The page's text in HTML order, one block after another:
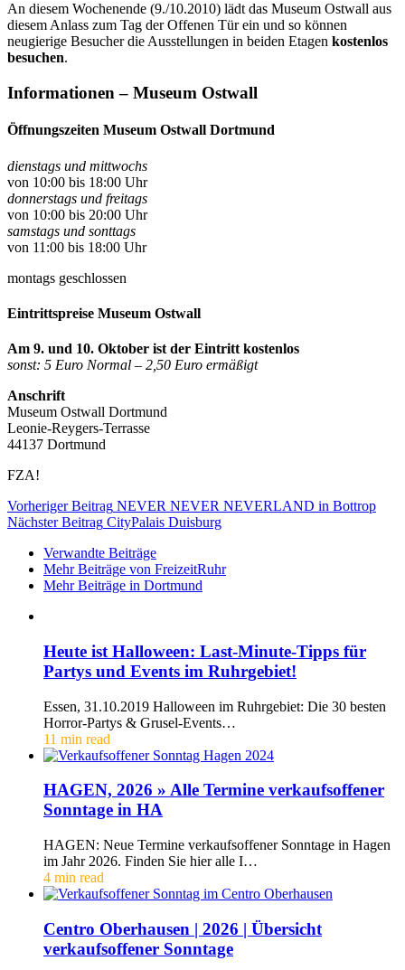
An diesem Wochenende (9./10.2010) lädt das Museum Ostwall aus
diesem Anlass zum Tag der Offenen Tür ein und so können
neugierige Besucher die Ausstellungen in beiden Etagen kostenlos
besuchen.
Informationen – Museum Ostwall
Öffnungszeiten Museum Ostwall Dortmund
dienstags und mittwochs
von 10:00 bis 18:00 Uhr
donnerstags und freitags
von 10:00 bis 20:00 Uhr
samstags und sonttags
von 11:00 bis 18:00 Uhr
montags geschlossen
Eintrittspreise Museum Ostwall
Am 9. und 10. Oktober ist der Eintritt kostenlos
sonst: 5 Euro Normal – 2,50 Euro ermäßigt
Anschrift
Museum Ostwall Dortmund
Leonie-Reygers-Terrasse
44137 Dortmund
FZA!
Vorheriger Beitrag NEVER NEVER NEVERLAND in Bottrop
Nächster Beitrag CityPalais Duisburg
Verwandte Beiträge
Mehr Beiträge von FreizeitRuhr
Mehr Beiträge in Dortmund
Heute ist Halloween: Last-Minute-Tipps für
Partys und Events im Ruhrgebiet!
Essen, 31.10.2019 Halloween im Ruhrgebiet: Die 30 besten
Horror-Partys & Grusel-Events…
11 min read
HAGEN, 2026 » Alle Termine verkaufsoffener
Sonntage in HA
HAGEN: Neue Termine verkaufsoffener Sonntage in Hagen
im Jahr 2026. Finden Sie hier alle I…
4 min read
Centro Oberhausen | 2026 | Übersicht
verkaufsoffener Sonntage